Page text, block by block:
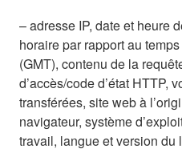
– adresse IP, date et heure
horaire par rapport au
(GMT), contenu de la
d’accès/code d’état HTTP,
transférées, site web à
navigateur, système
travail, langue et version